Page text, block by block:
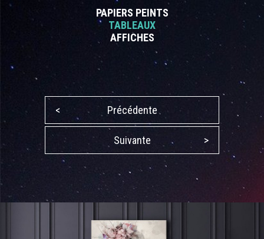
PAPIERS PEINTS
TABLEAUX
AFFICHES
< Précédente
Suivante >